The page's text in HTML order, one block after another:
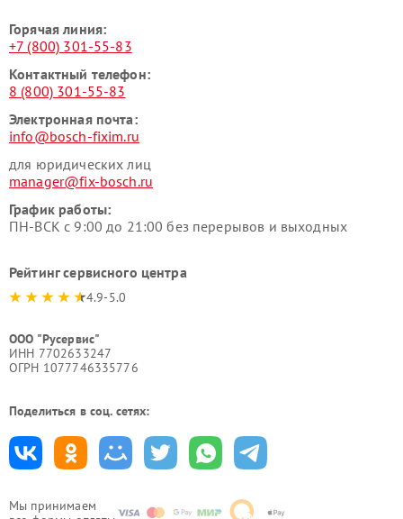
Мы принимаем
Горячая линия:
+7 (800) 301-55-83
Контактный телефон:
8 (800) 301-55-83
Электронная почта:
info@bosch-fixim.ru
для юридических лиц
manager@fix-bosch.ru
График работы:
ПН-ВСК с 9:00 до 21:00 без перерывов и выходных
Рейтинг сервисного центра
4.9-5.0
ООО "Русервис"
ИНН 7702633247
ОГРН 1077746335776
Поделиться в соц. сетях: